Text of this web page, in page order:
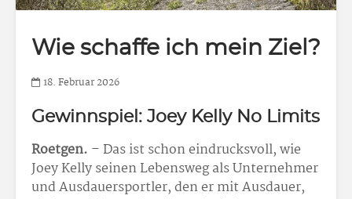
Wie schaffe ich mein Ziel?
18. Februar 2026
Gewinnspiel: Joey Kelly No Limits
Roetgen. – Das ist schon eindrucksvoll, wie
Joey Kelly seinen Lebensweg als Unternehmer
und Ausdauersportler, den er mit Ausdauer,